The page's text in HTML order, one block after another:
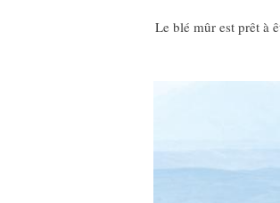
Le blé mûr est prêt à